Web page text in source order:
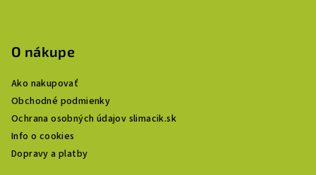
O nákupe
Ako nakupovať
Obchodné podmienky
Ochrana osobných údajov slimacik.sk
Info o cookies
Dopravy a platby